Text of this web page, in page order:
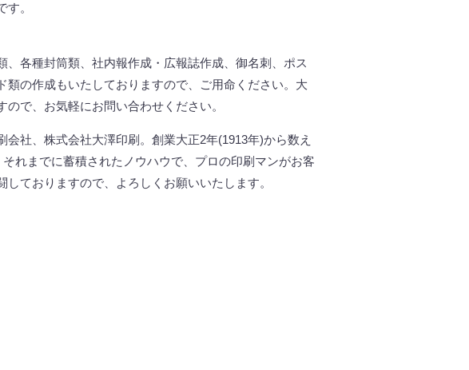
。
各種封筒類、社内報作成・広報誌作成、御名刺、ポス
類の作成もいたしておりますので、ご用命ください。大
で、お気軽にお問い合わせください。
社、株式会社大澤印刷。創業大正2年(1913年)から数え
れまでに蓄積されたノウハウで、プロの印刷マンがお客
ておりますので、よろしくお願いいたします。